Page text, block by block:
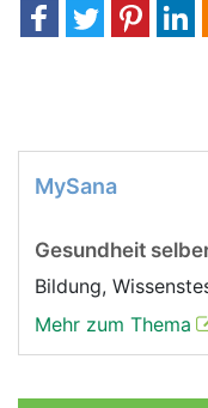
MySana
Gesundheit
Bildung,
Mehr zum Thema